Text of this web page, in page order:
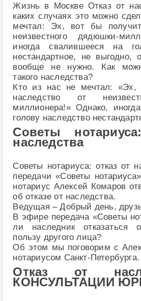
Жизнь в Москве Отказ от
каких случаях это можно
мечтал: Эх, вот бы
неизвестного дядюшки-
иногда свалившееся на
нестандартное, не выгодно,
вообще не нужно. Как
такого наследства?
Кто из нас не мечтал: «Эх,
наследство от
миллионера!» Однако,
голову наследство
Советы
наследства
Советы нотариуса: отказ от
передачи «Советы
нотариус Алексей Комаров
об отказе от наследства.
Ведущая – Добрый день,
В эфире передача «Советы
ли наследник отказаться
пользу другого лица?
Об этом мы поговорим с
нотариусом Санкт-Петербурга.
Отказ от
КОНСУЛЬТАЦИИ